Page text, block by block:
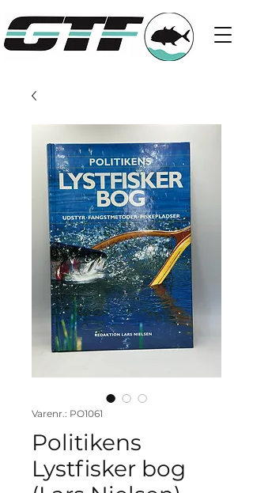
Varenr.: PO1061
Politikens
Lystfisker bog